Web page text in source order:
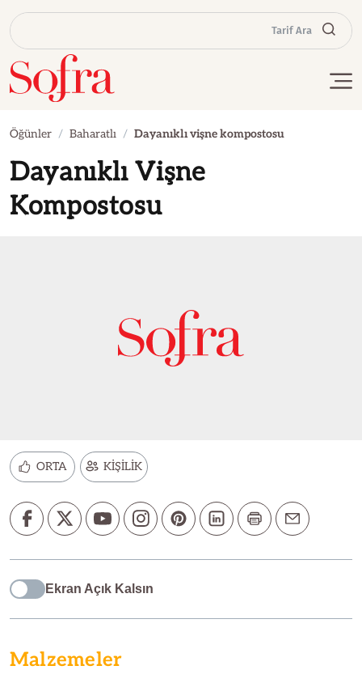
Tarif Ara
Öğünler Baharatlı Dayanıklı vişne kompostosu
Dayanıklı Vişne
Kompostosu
ORTA KİŞİLİK
Ekran Açık Kalsın
Malzemeler